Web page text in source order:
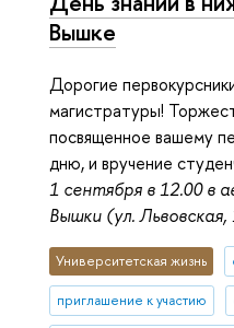
Вышке
Дорогие
магистратуры!
посвященное вашему
дню, и вручение
1 сентября в 12.00 в
Вышки (ул. Львовская,
Университетская жизнь
приглашение к участию